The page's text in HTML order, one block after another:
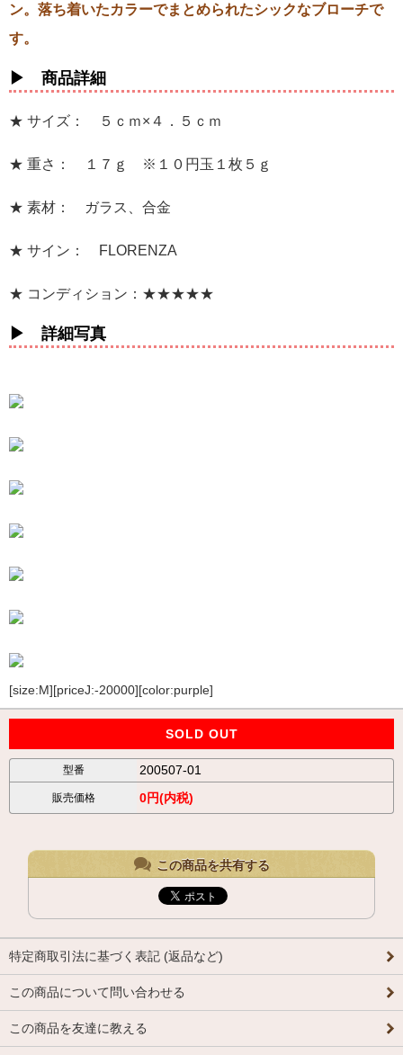
ン。落ち着いたカラーでまとめられたシックなブローチで
す。
▶ 商品詳細
★ サイズ： ５ｃｍ×４．５ｃｍ
★ 重さ： １７ｇ ※１０円玉１枚５ｇ
★ 素材： ガラス、合金
★ サイン： FLORENZA
★ コンディション：★★★★★
▶ 詳細写真
[size:M][priceJ:-20000][color:purple]
SOLD OUT
型番 200507-01
販売価格 0円(内税)
この商品を共有する
特定商取引法に基づく表記 (返品など)
この商品について問い合わせる
この商品を友達に教える